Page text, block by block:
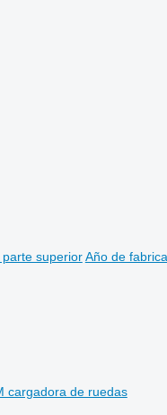
superior Año de
cargadora de ruedas